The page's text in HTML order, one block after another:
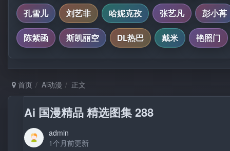
孔雪儿 刘艺非 哈妮克孜 张艺凡 彭小苒
陈紫函 斯凯丽空 DL热巴 戴米 艳照门
首页 Ai动漫 正文
Ai 国漫精品 精选图集 288
admin
1个月前更新